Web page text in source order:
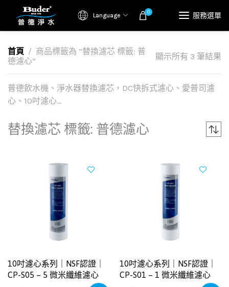
Language 0 服務選單
首頁
商品標籤為 “替換濾芯 標籤: 普
德濾心”
顯示所有 3 筆結果
普德飲水機、淨水器替換濾芯，DC快拆式濾心、愛普司濾
心、10吋濾心…
替換濾芯 標籤: 普德濾心
10吋濾心系列｜NSF認證｜
CP-S05 – 5 微米纖維濾心
10吋濾心系列｜NSF認證｜
CP-S01 – 1 微米纖維濾心